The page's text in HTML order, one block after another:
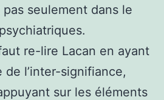
seulement dans le
re-lire Lacan en ayant
de l’inter-signifiance,
sur les éléments